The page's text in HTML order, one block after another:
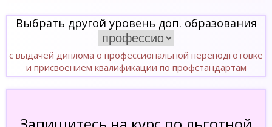
Выбрать другой уровень доп. образования
с выдачей диплома о профессиональной переподготовке
и присвоением квалификации по профстандартам